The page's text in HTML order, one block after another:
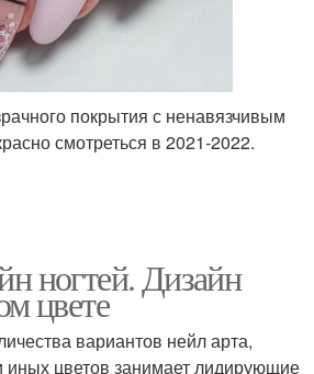
покрытия с ненавязчивым
смотреться в 2021-2022.
ногтей. Дизайн
цвете
вариантов нейл арта,
иных цветов занимает лидирующие